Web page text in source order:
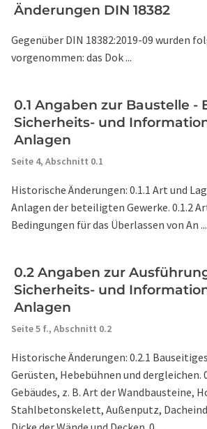
Änderungen DIN 18382
Gegenüber DIN 18382:2019-09 wurden
vorgenommen: das Dok ...
0.1 Angaben zur Baustelle -
Sicherheits- und
Anlagen
Seite 4, Abschnitt 0.1
Historische Änderungen: 0.1.1 Art und
Anlagen der beteiligten Gewerke. 0.1.2
Bedingungen für das Überlassen von An ...
0.2 Angaben zur
Sicherheits- und
Anlagen
Seite 5 f., Abschnitt 0.2
Historische Änderungen: 0.2.1
Gerüsten, Hebebühnen und dergleichen.
Gebäudes, z. B. Art der Wandbausteine,
Stahlbetonskelett, Außenputz,